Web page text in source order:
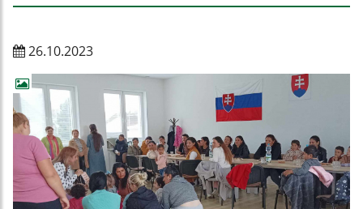
26.10.2023